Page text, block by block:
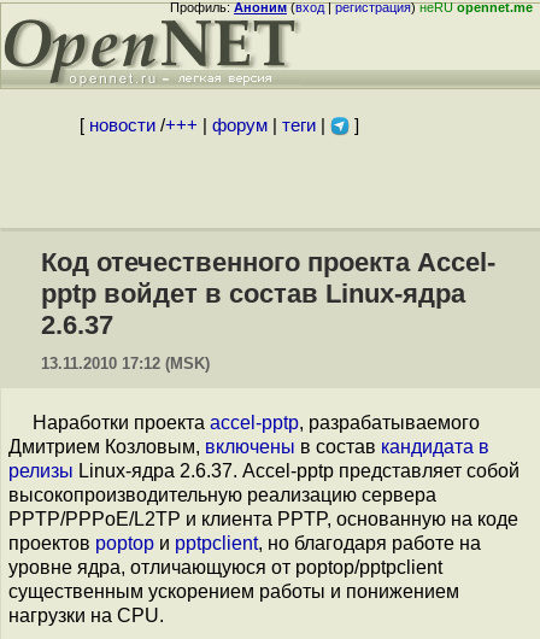
Профиль:Аноним(вход|регистрация)неRUopennet.me
[ новости/+++ форум| теги| ]
Код отечественного проекта Accel-
pptp войдет в состав Linux-ядра
2.6.37
13.11.2010 17:12 (MSK)
Наработки проекта accel-pptp, разрабатываемого
Дмитрием Козловым, включены в состав кандидата в
релизы Linux-ядра 2.6.37. Accel-pptp представляет собой
высокопроизводительную реализацию сервера
PPTP/PPPoE/L2TP и клиента PPTP, основанную на коде
проектов poptop и pptpclient, но благодаря работе на
уровне ядра, отличающуюся от poptop/pptpclient
существенным ускорением работы и понижением
нагрузки на CPU.